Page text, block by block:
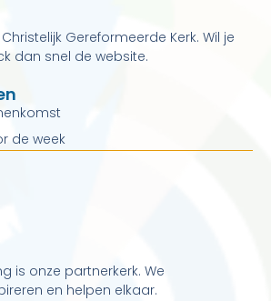
Gereformeerde Kerk. Wil je
dan snel de website.
de week
is onze partnerkerk. We
en helpen elkaar.